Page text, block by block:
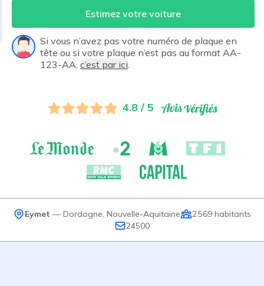
Estimez votre voiture
Si vous n’avez pas votre numéro de plaque en
tête ou si votre plaque n’est pas au format AA-
123-AA, c’est par ici
4.8 / 5
Eymet — Dordogne Nouvelle-Aquitaine 2 569 habitants
24500